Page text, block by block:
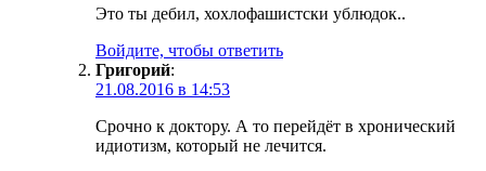
Это ты дебил, хохлофашистски ублюдок..
Войдите, чтобы ответить
Григорий:
21.08.2016 в 14:53
Срочно к доктору. А то перейдёт в хронический
идиотизм, который не лечится.